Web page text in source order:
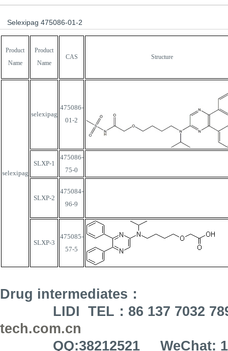
Selexipag 475086-01-2
Product
Name
Product
Name
CAS Structure
selexipag
selexipag
475086-
01-2
SLXP-1
475086-
75-0
SLXP-2
475084-
96-9
SLXP-3
475085-
57-5
Drug intermediates ：
LIDI TEL ： 86 137 7032
tech.com.cn
QQ:38212521 WeChat: